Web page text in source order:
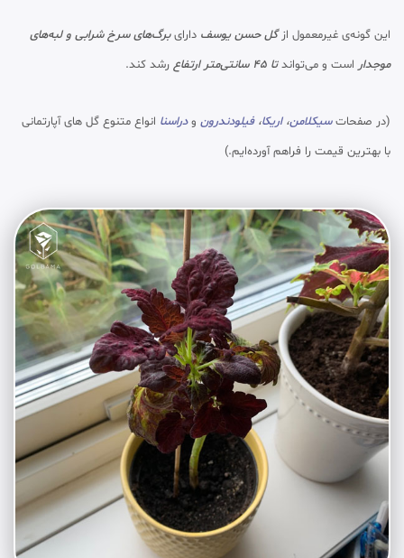
این گونه‌ی غیرمعمول ازگل حسن یوسف دارایبرگ‌های سرخ شرابی و لبه‌های
موجداراست و می‌تواندتا 45 سانتی‌متر ارتفاع رشد کند.
(در صفحاتسیکلامن،اریکا،فیلودندرون ودراسنا انواع متنوع گل های آپارتمانی
با بهترین قیمت را فراهم آورده‌ایم.)